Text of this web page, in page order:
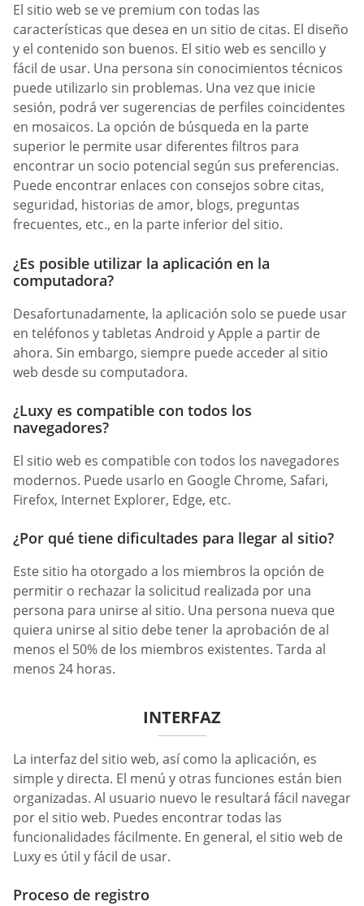
El sitio web se ve premium con todas las
características que desea en un sitio de citas. El diseño
y el contenido son buenos. El sitio web es sencillo y
fácil de usar. Una persona sin conocimientos técnicos
puede utilizarlo sin problemas. Una vez que inicie
sesión, podrá ver sugerencias de perfiles coincidentes
en mosaicos. La opción de búsqueda en la parte
superior le permite usar diferentes filtros para
encontrar un socio potencial según sus preferencias.
Puede encontrar enlaces con consejos sobre citas,
seguridad, historias de amor, blogs, preguntas
frecuentes, etc., en la parte inferior del sitio.
¿Es posible utilizar la aplicación en la
computadora?
Desafortunadamente, la aplicación solo se puede usar
en teléfonos y tabletas Android y Apple a partir de
ahora. Sin embargo, siempre puede acceder al sitio
web desde su computadora.
¿Luxy es compatible con todos los
navegadores?
El sitio web es compatible con todos los navegadores
modernos. Puede usarlo en Google Chrome, Safari,
Firefox, Internet Explorer, Edge, etc.
¿Por qué tiene dificultades para llegar al sitio?
Este sitio ha otorgado a los miembros la opción de
permitir o rechazar la solicitud realizada por una
persona para unirse al sitio. Una persona nueva que
quiera unirse al sitio debe tener la aprobación de al
menos el 50% de los miembros existentes. Tarda al
menos 24 horas.
INTERFAZ
La interfaz del sitio web, así como la aplicación, es
simple y directa. El menú y otras funciones están bien
organizadas. Al usuario nuevo le resultará fácil navegar
por el sitio web. Puedes encontrar todas las
funcionalidades fácilmente. En general, el sitio web de
Luxy es útil y fácil de usar.
Proceso de registro